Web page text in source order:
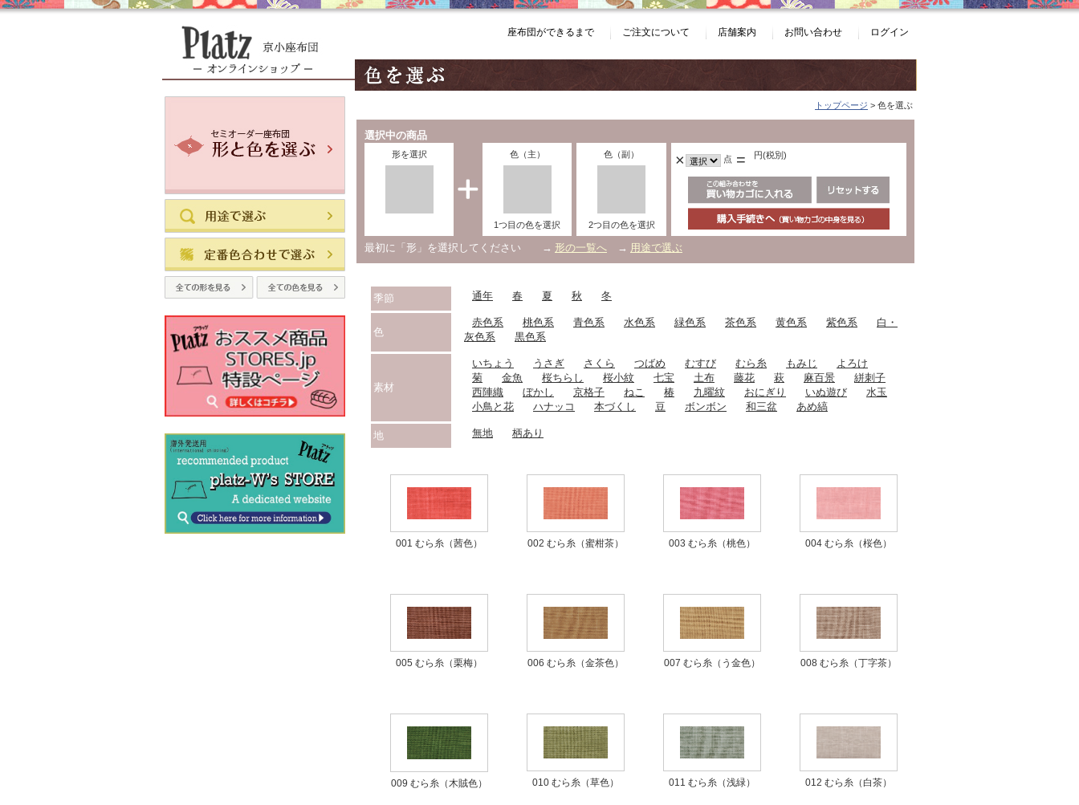
ログイン
お問い合わせ
店舗案内
ご注文について
座布団ができるまで
トップページ > 色を選ぶ
選択中の商品
形を選択 色（主）
1つ目の色を選択
色（副）
2つ目の色を選択
× 点 = 円(税別)
最初に「形」を選択してください → 形の一覧へ → 用途で選ぶ
季節 通年 春 夏 秋 冬
色
赤色系 桃色系 青色系 水色系 緑色系 茶色系 黄色系 紫色系
白・
灰色系
黒色系
素材
いちょう うさぎ さくら つばめ むすび むら糸 もみじ
よろけ
菊
金魚 桜ちらし 桜小紋 七宝 土布 藤花 萩 麻百景
絣刺子
西陣織
ぼかし 京格子 ねこ 椿 九曜紋 おにぎり いぬ遊び
水玉
小鳥と花
ハナッコ 本づくし 豆 ボンボン 和三盆 あめ縞
地 無地 柄あり
001 むら糸（茜色） 002 むら糸（蜜柑茶） 003 むら糸（桃色） 004 むら糸（桜色）
005 むら糸（栗梅） 006 むら糸（金茶色） 007 むら糸（う金色） 008 むら糸（丁字茶）
009 むら糸（木賊色） 010 むら糸（草色） 011 むら糸（浅緑） 012 むら糸（白茶）